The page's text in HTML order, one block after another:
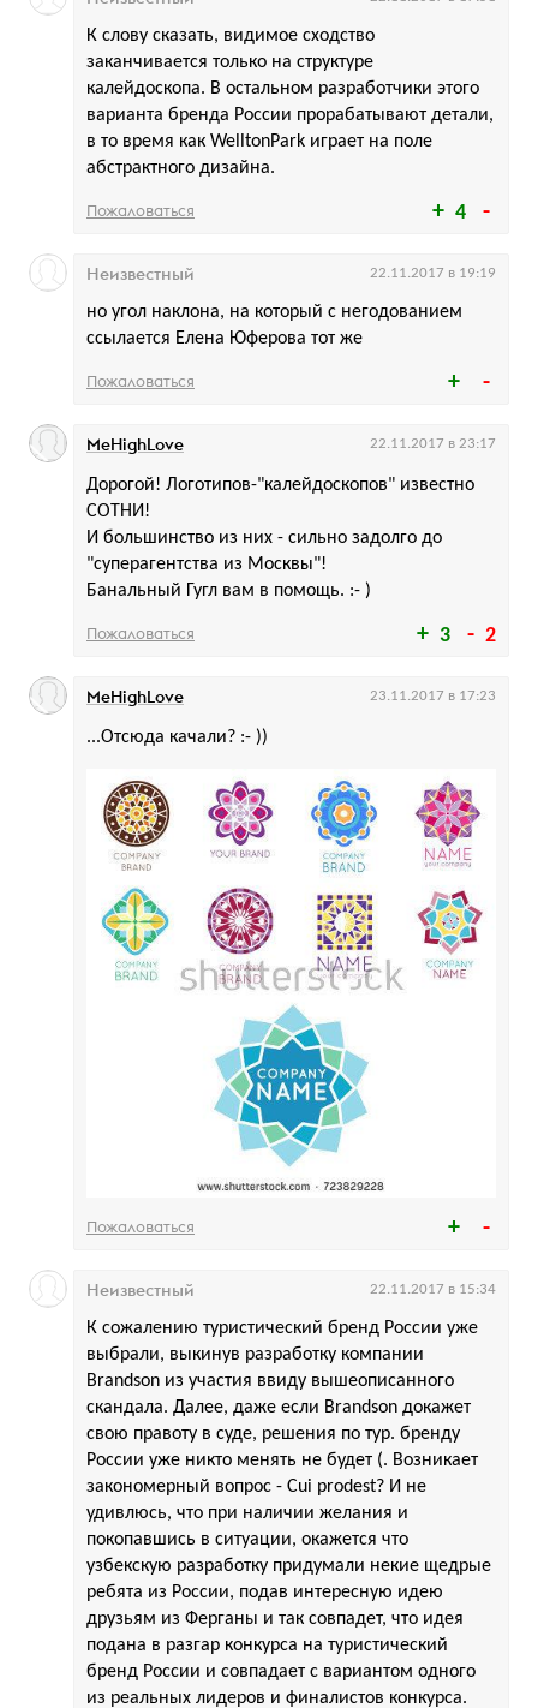
4
К слову сказать, видимое сходство
заканчивается только на структуре
калейдоскопа. В остальном разработчики этого
варианта бренда России прорабатывают детали,
в то время как WelltonPark играет на поле
абстрактного дизайна.
Пожаловаться
но угол наклона, на который с негодованием
ссылается Елена Юферова тот же
Неизвестный 22.11.2017 в 19:19
Пожаловаться
3 2
Дорогой! Логотипов-"калейдоскопов" известно
СОТНИ!
И большинство из них - сильно задолго до
"суперагентства из Москвы"!
Банальный Гугл вам в помощь. :- )
MeHighLove 22.11.2017 в 23:17
Пожаловаться
...Отсюда качали? :- ))
MeHighLove 23.11.2017 в 17:23
Пожаловаться
К сожалению туристический бренд России уже
выбрали, выкинув разработку компании
Brandson из участия ввиду вышеописанного
скандала. Далее, даже если Brandson докажет
свою правоту в суде, решения по тур. бренду
России уже никто менять не будет (. Возникает
закономерный вопрос - Cui prodest? И не
удивлюсь, что при наличии желания и
покопавшись в ситуации, окажется что
узбекскую разработку придумали некие щедрые
ребята из России, подав интересную идею
друзьям из Ферганы и так совпадет, что идея
подана в разгар конкурса на туристический
бренд России и совпадает с вариантом одного
из реальных лидеров и финалистов конкурса.
Неизвестный 22.11.2017 в 15:34